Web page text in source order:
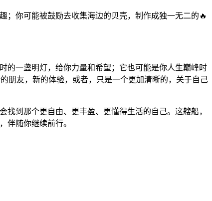
；你可能被鼓励去收集海边的贝壳，制作成独一无二的🔥
的一盏明灯，给你力量和希望；它也可能是你人生巅峰时
朋友，新的体验，或者，只是一个更加清晰的，关于自己
到那个更自由、更丰盈、更懂得生活的自己。这艘船，
伴随你继续前行。